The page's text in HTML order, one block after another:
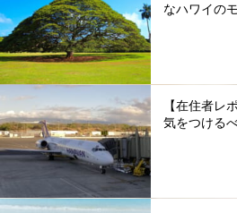
なハワイの
【在住者レ
気をつける